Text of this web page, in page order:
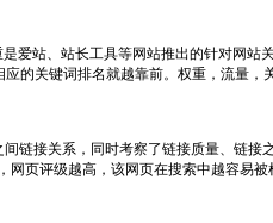
爱站、站长工具等网站推出的针对网站
的关键词排名就越靠前。权重，流量，
链接关系，同时考察了链接质量、链接
网页评级越高，该网页在搜索中越容易